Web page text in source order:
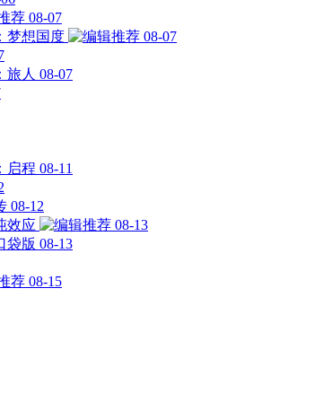
08-07
梦想国度
08-07
旅人 08-07
启程 08-11
08-12
效应
08-13
袋版 08-13
08-15